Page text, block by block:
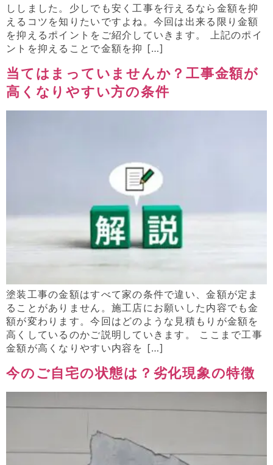
ししました。少しでも安く工事を行えるなら金額を抑
えるコツを知りたいですよね。今回は出来る限り金額
を抑えるポイントをご紹介していきます。 上記のポイ
ントを抑えることで金額を抑 […]
当てはまっていませんか？工事金額が
高くなりやすい方の条件
塗装工事の金額はすべて家の条件で違い、金額が定ま
ることがありません。施工店にお願いした内容でも金
額が変わります。今回はどのような見積もりが金額を
高くしているのかご説明していきます。 ここまで工事
金額が高くなりやすい内容を […]
今のご自宅の状態は？劣化現象の特徴